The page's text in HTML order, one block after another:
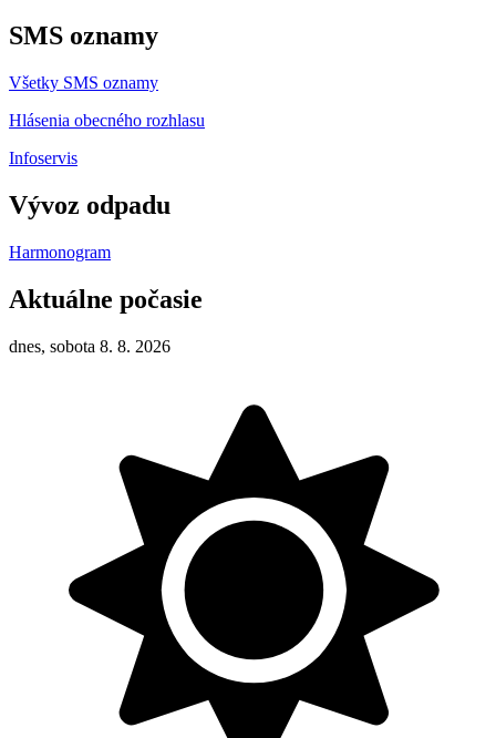
SMS oznamy
Všetky SMS oznamy
Hlásenia obecného rozhlasu
Infoservis
Vývoz odpadu
Harmonogram
Aktuálne počasie
dnes, sobota 8. 8. 2026